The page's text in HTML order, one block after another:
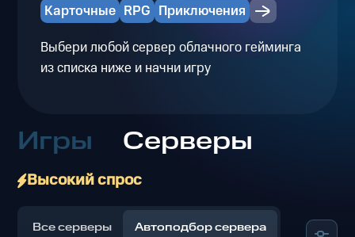
Карточные RPG Приключения
Выбери любой сервер облачного гейминга
из списка ниже и начни игру
Игры Серверы
Высокий спрос
Все серверы Автоподбор сервера